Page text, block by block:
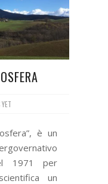
è un
1971 per
un